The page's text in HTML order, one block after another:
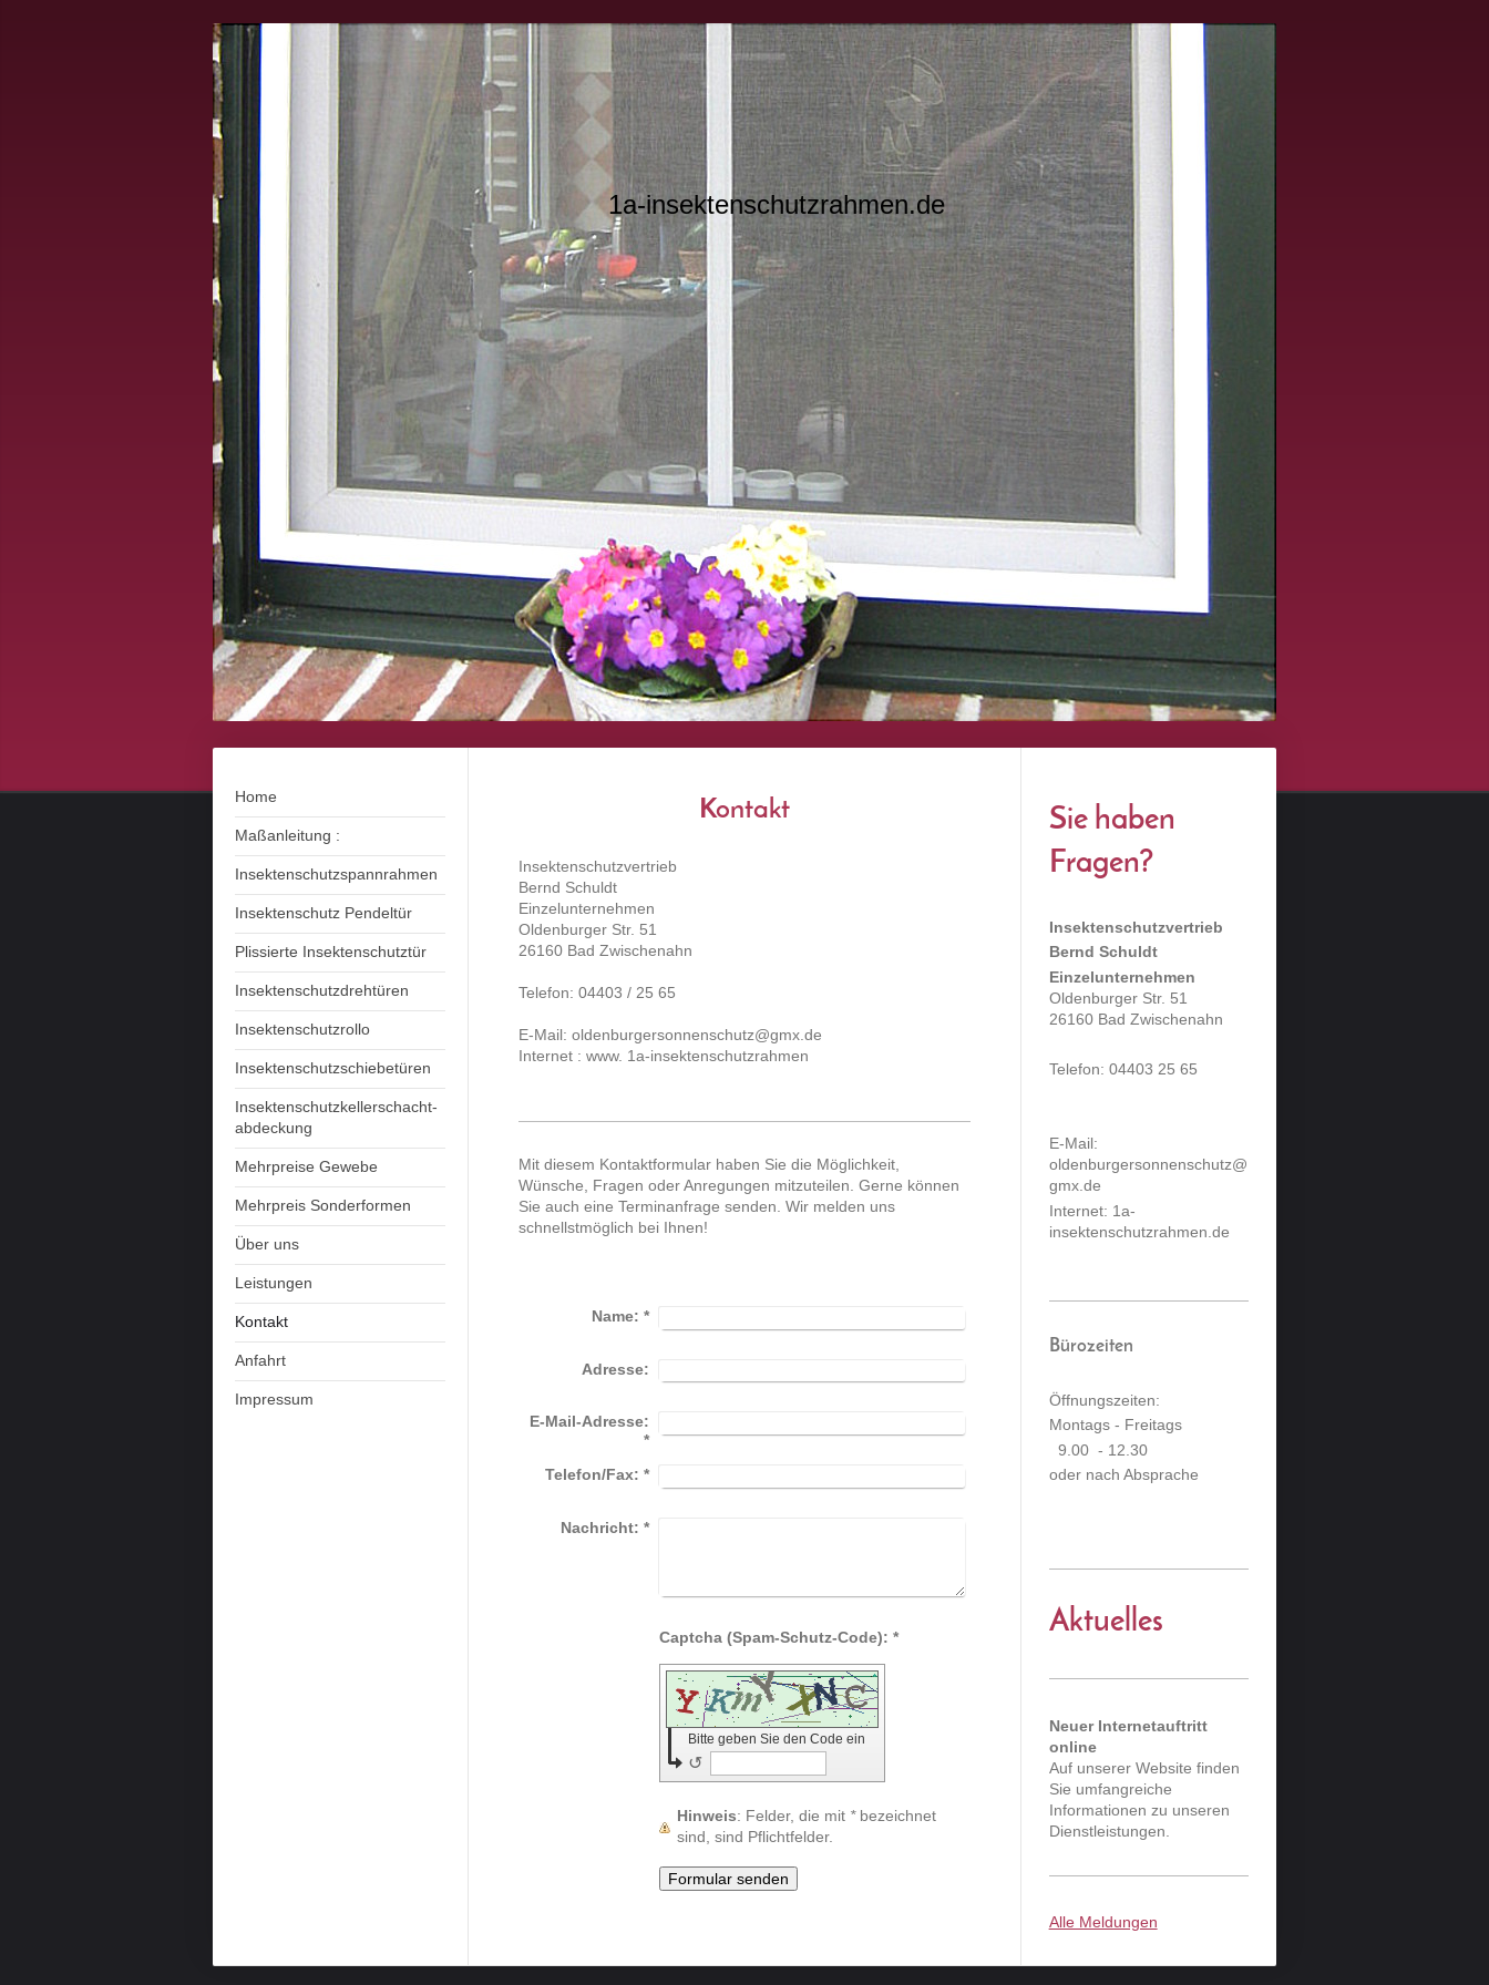
1a-insektenschutzrahmen.de
Home
Maßanleitung :
Insektenschutzspannrahmen
Insektenschutz Pendeltür
Plissierte Insektenschutztür
Insektenschutzdrehtüren
Insektenschutzrollo
Insektenschutzschiebetüren
Insektenschutzkellerschacht-
abdeckung
Mehrpreise Gewebe
Mehrpreis Sonderformen
Über uns
Leistungen
Kontakt
Anfahrt
Impressum
Kontakt
Insektenschutzvertrieb
Bernd Schuldt
Einzelunternehmen
Oldenburger Str. 51
26160 Bad Zwischenahn
Telefon: 04403 / 25 65
E-Mail: oldenburgersonnenschutz@gmx.de
Internet : www. 1a-insektenschutzrahmen
Mit diesem Kontaktformular haben Sie die Möglichkeit,
Wünsche, Fragen oder Anregungen mitzuteilen. Gerne können
Sie auch eine Terminanfrage senden. Wir melden uns
schnellstmöglich bei Ihnen!
Name: *
Adresse:
E-Mail-Adresse:
*
Telefon/Fax: *
Nachricht: *
Captcha (Spam-Schutz-Code): *
Bitte geben Sie den Code ein
↺
Hinweis : Felder, die mit *bezeichnet
sind, sind Pflichtfelder.
Sie haben
Fragen?
Insektenschutzvertrieb
Bernd Schuldt
Einzelunternehmen
Oldenburger Str. 51
26160 Bad Zwischenahn
Telefon: 04403 25 65
E-Mail:
oldenburgersonnenschutz@
gmx.de
Internet: 1a-
insektenschutzrahmen.de
Bürozeiten
Öffnungszeiten:
Montags - Freitags
9.00 - 12.30
oder nach Absprache
Aktuelles
Neuer Internetauftritt
online
Auf unserer Website finden
Sie umfangreiche
Informationen zu unseren
Dienstleistungen.
Alle Meldungen